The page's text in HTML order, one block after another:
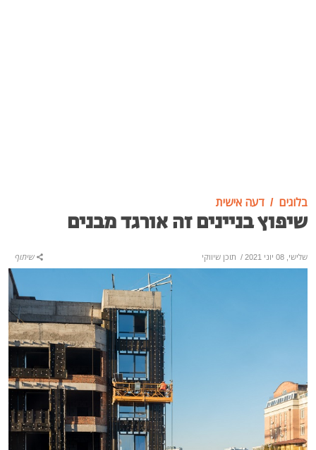
בלוגים דעה אישית
שיפוץ בניינים זה אורגד מבנים
שלישי, 08 יוני 2021 / תוכן שיווקי שיתוף